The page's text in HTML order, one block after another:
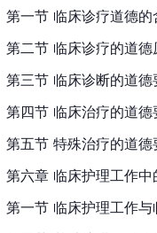
第一节 临床诊疗道德的
第二节 临床诊疗的道德
第三节 临床诊断的道德
第四节 临床治疗的道德
第五节 特殊治疗的道德
第六章 临床护理工作中
第一节 临床护理工作